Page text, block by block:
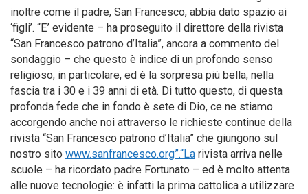
inoltre come il padre, San Francesco, abbia dato spazio ai
‘figli’. “E’ evidente – ha proseguito il direttore della rivista
“San Francesco patrono d’Italia”, ancora a commento del
sondaggio – che questo è indice di un profondo senso
religioso, in particolare, ed è la sorpresa più bella, nella
fascia tra i 30 e i 39 anni di età. Di tutto questo, di questa
profonda fede che in fondo è sete di Dio, ce ne stiamo
accorgendo anche noi attraverso le richieste continue della
rivista “San Francesco patrono d’Italia” che giungono sul
nostro sito www.sanfrancesco.org”.“La rivista arriva nelle
scuole – ha ricordato padre Fortunato – ed è molto attenta
alle nuove tecnologie: è infatti la prima cattolica a utilizzare